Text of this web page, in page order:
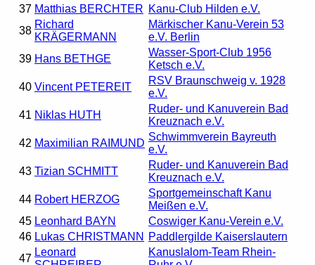
37 Matthias BERCHTER Kanu-Club Hilden e.V.
38
Richard
KRÄGERMANN
Märkischer Kanu-Verein 53
e.V. Berlin
39 Hans BETHGE
Wasser-Sport-Club 1956
Ketsch e.V.
40 Vincent PETEREIT
RSV Braunschweig v. 1928
e.V.
41 Niklas HUTH
Ruder- und Kanuverein Bad
Kreuznach e.V.
42 Maximilian RAIMUND
Schwimmverein Bayreuth
e.V.
43 Tizian SCHMITT
Ruder- und Kanuverein Bad
Kreuznach e.V.
44 Robert HERZOG
Sportgemeinschaft Kanu
Meißen e.V.
45 Leonhard BAYN
Coswiger Kanu-Verein e.V.
46 Lukas CHRISTMANN
Paddlergilde Kaiserslautern
47
Leonard
Kanuslalom-Team Rhein-